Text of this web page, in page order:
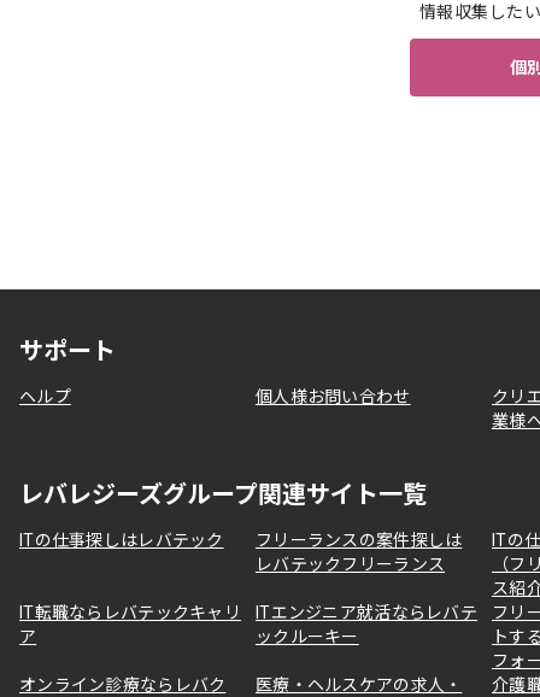
情報収集した
個
サポート
ヘルプ 個人様お問い合わせ
クリ
業様
レバレジーズグループ関連サイト一覧
ITの仕事探しはレバテック
フリーランスの案件探しは
レバテックフリーランス
ITの
（フ
ス紹
IT転職ならレバテックキャリ
ア
ITエンジニア就活ならレバテ
ックルーキー
フリ
トす
フォ
オンライン診療ならレバク
医療・ヘルスケアの求人・
介護